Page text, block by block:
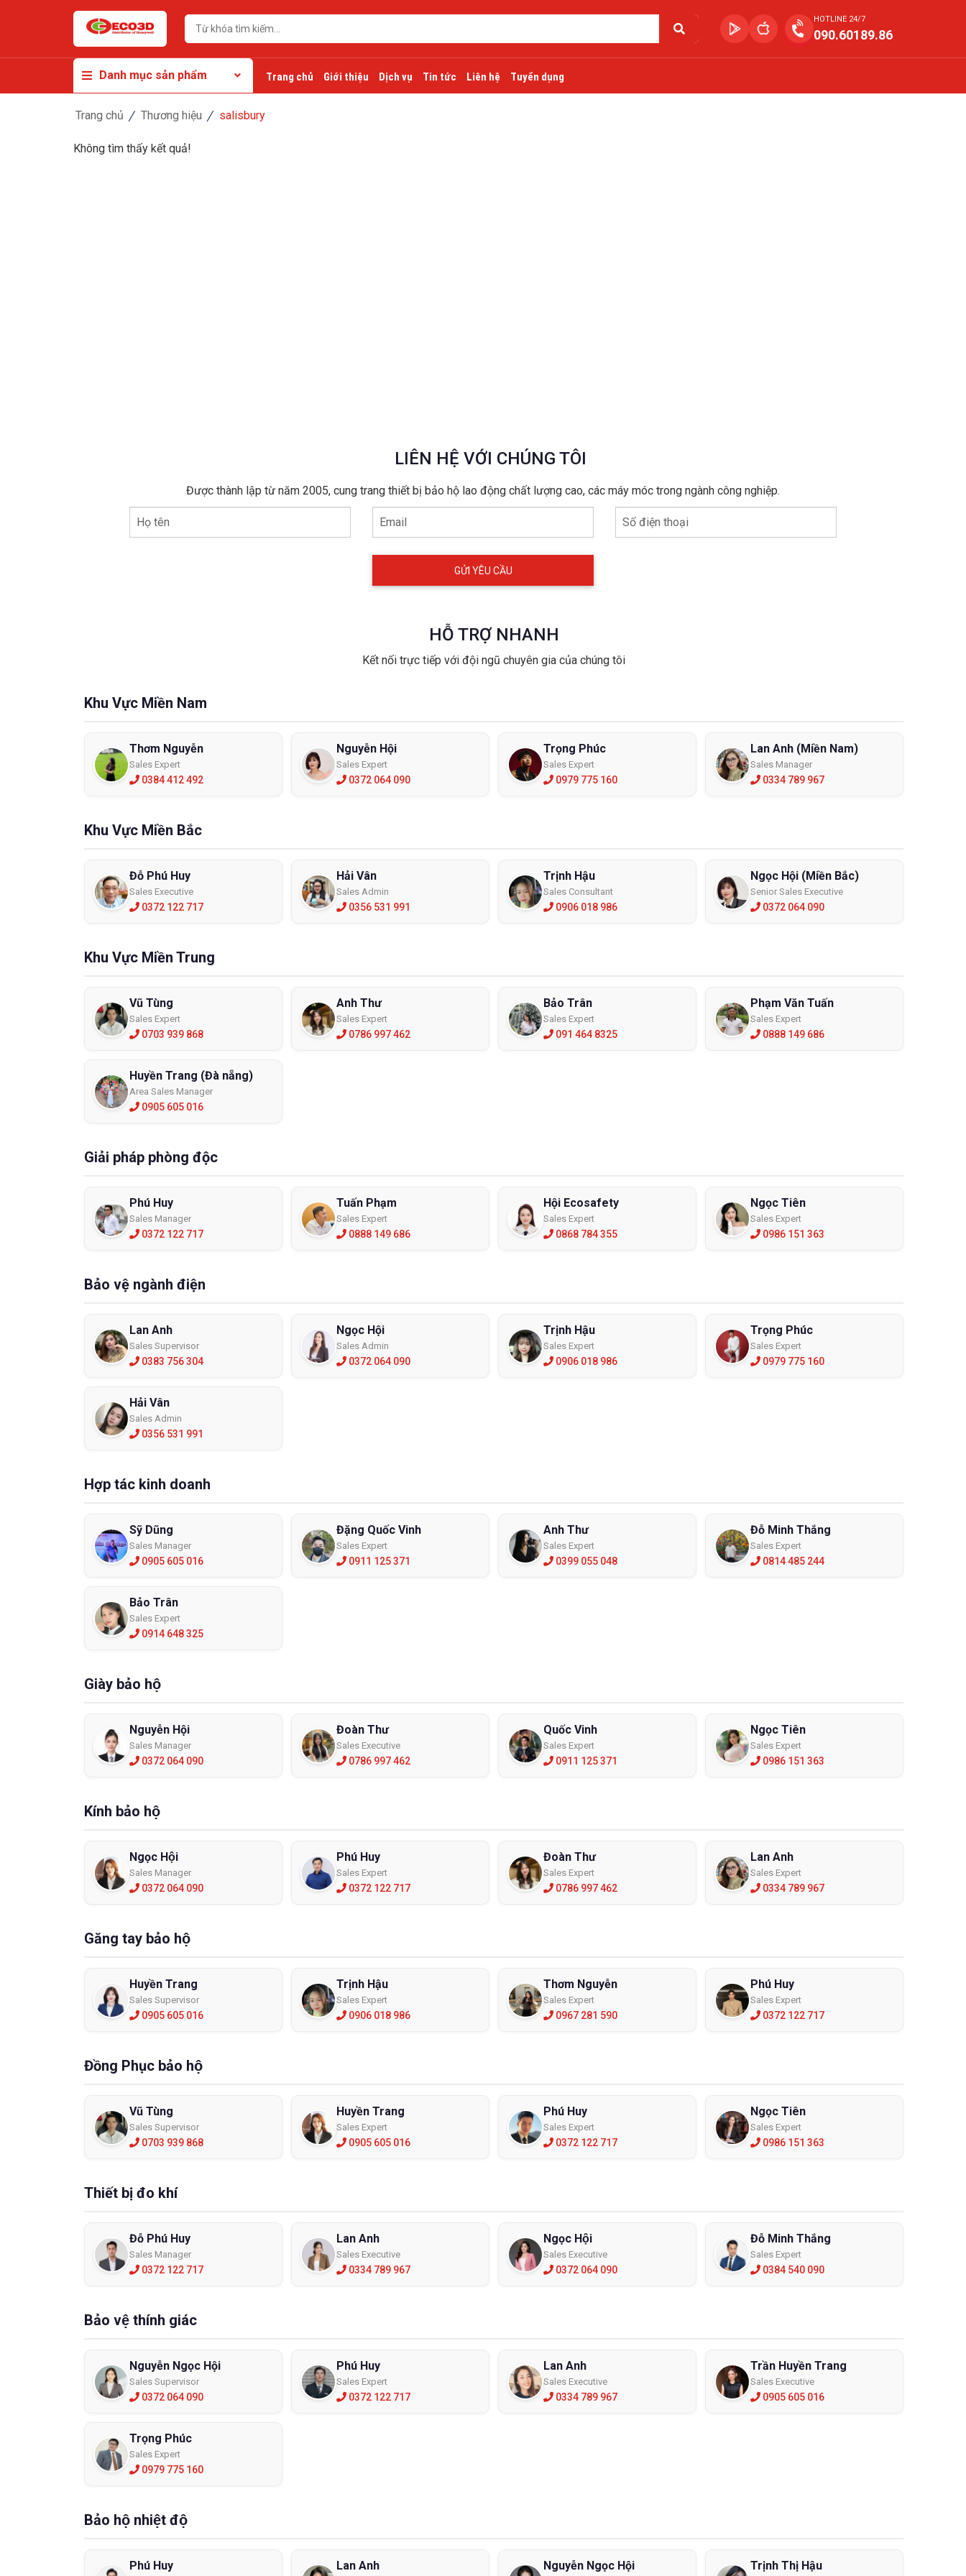
HOTLINE 24/7
090.60189.86
Danh mục sản phẩm Trang chủ Giới thiệu Dịch vụ Tin tức Liên hệ Tuyển dụng
Trang chủ Thương hiệu salisbury
Không tìm thấy kết quả!
LIÊN HỆ VỚI CHÚNG TÔI
Được thành lập từ năm 2005, cung trang thiết bị bảo hộ lao động chất lượng cao, các máy móc trong ngành công nghiệp.
Họ tên Email Số điện thoại
HỖ TRỢ NHANH
Kết nối trực tiếp với đội ngũ chuyên gia của chúng tôi
Khu Vực Miền Nam
Thơm Nguyễn
Sales Expert
0384 412 492
Nguyễn Hội
Sales Expert
0372 064 090
Trọng Phúc
Sales Expert
0979 775 160
Lan Anh (Miền Nam)
Sales Manager
0334 789 967
Khu Vực Miền Bắc
Đỗ Phú Huy
Sales Executive
0372 122 717
Hải Vân
Sales Admin
0356 531 991
Trịnh Hậu
Sales Consultant
0906 018 986
Ngọc Hội (Miền Bắc)
Senior Sales Executive
0372 064 090
Khu Vực Miền Trung
Vũ Tùng
Sales Expert
0703 939 868
Anh Thư
Sales Expert
0786 997 462
Bảo Trân
Sales Expert
091 464 8325
Phạm Văn Tuấn
Sales Expert
0888 149 686
Huyền Trang (Đà nẵng)
Area Sales Manager
0905 605 016
Giải pháp phòng độc
Phú Huy
Sales Manager
0372 122 717
Tuấn Phạm
Sales Expert
0888 149 686
Hội Ecosafety
Sales Expert
0868 784 355
Ngọc Tiên
Sales Expert
0986 151 363
Bảo vệ ngành điện
Lan Anh
Sales Supervisor
0383 756 304
Ngọc Hội
Sales Admin
0372 064 090
Trịnh Hậu
Sales Expert
0906 018 986
Trọng Phúc
Sales Expert
0979 775 160
Hải Vân
Sales Admin
0356 531 991
Hợp tác kinh doanh
Sỹ Dũng
Sales Manager
0905 605 016
Đặng Quốc Vinh
Sales Expert
0911 125 371
Anh Thư
Sales Expert
0399 055 048
Đỗ Minh Thắng
Sales Expert
0814 485 244
Bảo Trân
Sales Expert
0914 648 325
Giày bảo hộ
Nguyễn Hội
Sales Manager
0372 064 090
Đoàn Thư
Sales Executive
0786 997 462
Quốc Vinh
Sales Expert
0911 125 371
Ngọc Tiên
Sales Expert
0986 151 363
Kính bảo hộ
Ngọc Hội
Sales Manager
0372 064 090
Phú Huy
Sales Expert
0372 122 717
Đoàn Thư
Sales Expert
0786 997 462
Lan Anh
Sales Expert
0334 789 967
Găng tay bảo hộ
Huyền Trang
Sales Supervisor
0905 605 016
Trịnh Hậu
Sales Expert
0906 018 986
Thơm Nguyễn
Sales Expert
0967 281 590
Phú Huy
Sales Expert
0372 122 717
Đồng Phục bảo hộ
Vũ Tùng
Sales Supervisor
0703 939 868
Huyền Trang
Sales Expert
0905 605 016
Phú Huy
Sales Expert
0372 122 717
Ngọc Tiên
Sales Expert
0986 151 363
Thiết bị đo khí
Đỗ Phú Huy
Sales Manager
0372 122 717
Lan Anh
Sales Executive
0334 789 967
Ngọc Hội
Sales Executive
0372 064 090
Đỗ Minh Thắng
Sales Expert
0384 540 090
Bảo vệ thính giác
Nguyễn Ngọc Hội
Sales Supervisor
0372 064 090
Phú Huy
Sales Expert
0372 122 717
Lan Anh
Sales Executive
0334 789 967
Trần Huyền Trang
Sales Executive
0905 605 016
Trọng Phúc
Sales Expert
0979 775 160
Bảo hộ nhiệt độ
Phú Huy Lan Anh Nguyễn Ngọc Hội Trịnh Thị Hậu